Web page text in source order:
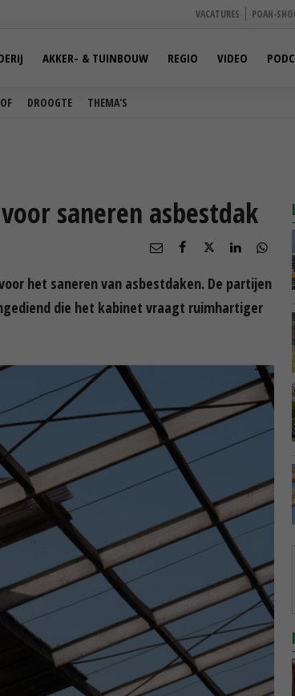
VACATURES POAH-
DROOGTE THEMA'S
AKKER- & TUINBOUW REGIO VIDEO
saneren asbestdak
het saneren van asbestdaken. De partijen
die het kabinet vraagt ruimhartiger